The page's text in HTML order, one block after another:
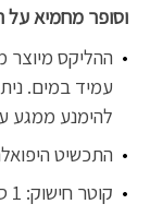
וסופר מחמיא על
להימנע ממגע עם מים (עד 21
התכשיט
קוטר חישוק: 1 ס”מ